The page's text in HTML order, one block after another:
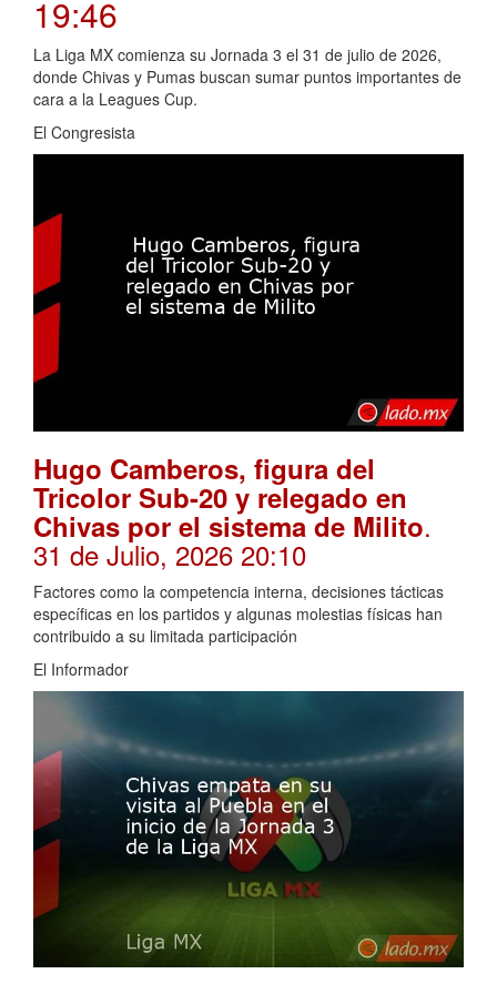
19:46
La Liga MX comienza su Jornada 3 el 31 de julio de 2026,
donde Chivas y Pumas buscan sumar puntos importantes de
cara a la Leagues Cup.
El Congresista
Hugo Camberos, figura del
Tricolor Sub-20 y relegado en
Chivas por el sistema de Milito.
31 de Julio, 2026 20:10
Factores como la competencia interna, decisiones tácticas
específicas en los partidos y algunas molestias físicas han
contribuido a su limitada participación
El Informador